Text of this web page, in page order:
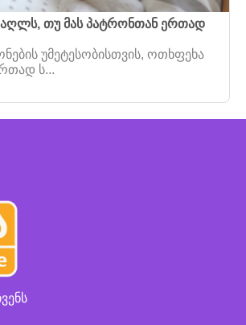
თუ მას პატრონთან ერთად
უმეტესობისთვის, ოთხფეხა
ს...